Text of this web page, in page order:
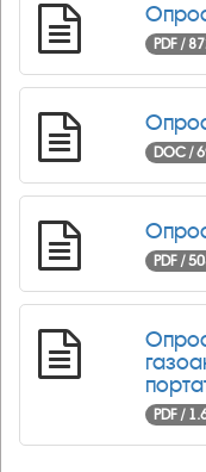
PDF /
DOC /
PDF /
PDF /